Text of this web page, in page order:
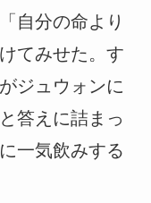
自分の命より
てみせた。す
ジュウォンに
答えに詰まっ
一気飲みする